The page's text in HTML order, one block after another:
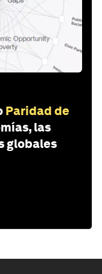
Paridad de
las
globales